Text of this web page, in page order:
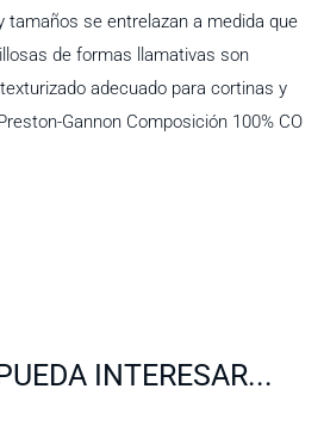
tamaños se entrelazan a medida que
de formas llamativas son
adecuado para cortinas y
Gannon Composición 100% CO
INTERESAR...